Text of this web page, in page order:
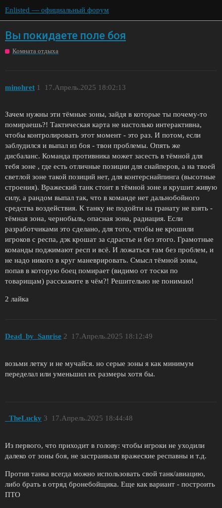
Enlisted — официальный форум
Вы покидаете поле боя
Комната отдыха
minohret 17.Апрель.2025 18:02:13
1
Зачем нужны эти тёмные зоны, зайдя в которые ты почему-то
помираешь?! Тактическая карта не настолько интерактивна,
чтобы контролировать этот момент - это раз. И потом, если
заблудился и выпал из боя - твои проблемы. Опять же
дисбаланс. Команда противника может засесть в тёмной для
тебя зоне , где есть отличные позиции для снайперов, а на твоей
светлой зоне такой позиций нет, для контерснайпинга (высотные
строения). Вражеский танк стоит в тёмной зоне и крушит живую
силу, а рандом выпал так, что в команде нет дальнобойного
средства воздействия. К танку не подойти на гранату не взять -
тёмная зона, чернобыль, опасная зона, радиация. Если
разработчиками это сделано, для того, чтобы не крошили
игроков с респа, дэк крошат за сдрастье и без этого. Грамотные
команды поджимают респ и всё. И ложаться там без проблем, и
не надо никого в круг маневрировать. Смысл тёмной зоны,
попав в которую боец помирает (видимо от тоски по
товарищам) расскажите в чём?! Решительно не понимаю!
2 лайка
Dead_by_Sanrise 17.Апрель.2025 18:12:49
2
возьми летку и не мучайся. но серые зоны я как минимум
переделал или уменьшил их размеры хотя бы.
_TheLucky 17.Апрель.2025 18:44:48
3
Из первого, что приходит в голову: чтобы игроки не уходили
далеко от зоны боя, не застраивали вражеские респавны и т.д.
Против танка всегда можно использовать свой танк/авиацию,
либо брать в отряд бронебойщика. Еще как вариант - построить
ПТО